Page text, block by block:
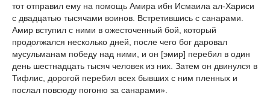
тот отправил ему на помощь Амира ибн Исмаила ал-Хариси
с двадцатью тысячами воинов. Встретившись с санарами.
Амир вступил с ними в ожесточенный бой, который
продолжался несколько дней, после чего бог даровал
мусульманам победу над ними, и он [эмир] перебил в один
день шестнадцать тысяч человек из них. Затем он двинулся в
Тифлис, дорогой перебил всех бывших с ним пленных и
послал повсюду погоню за санарами».